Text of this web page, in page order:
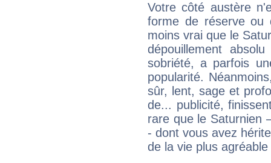
Votre côté austère
forme de réserve
moins vrai que le
dépouillement
sobriété, a parfois
popularité.
sûr, lent, sage et
de... publicité,
rare que le Saturnien
- dont vous avez
de la vie plus